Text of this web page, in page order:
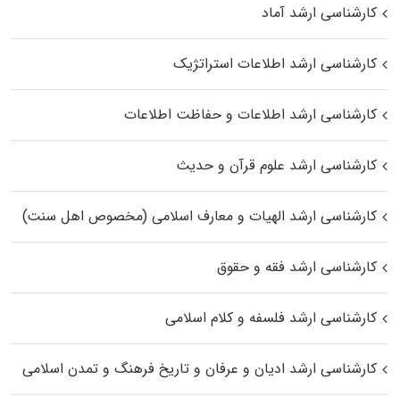
کارشناسی ارشد آماد
کارشناسی ارشد اطلاعات استراتژیک
کارشناسی ارشد اطلاعات و حفاظت اطلاعات
کارشناسی ارشد علوم قرآن و حدیث
کارشناسی ارشد الهیات و معارف اسلامی (مخصوص اهل سنت)
کارشناسی ارشد فقه و حقوق
کارشناسی ارشد فلسفه و کلام اسلامی
کارشناسی ارشد ادیان و عرفان و تاریخ فرهنگ و تمدن اسلامی